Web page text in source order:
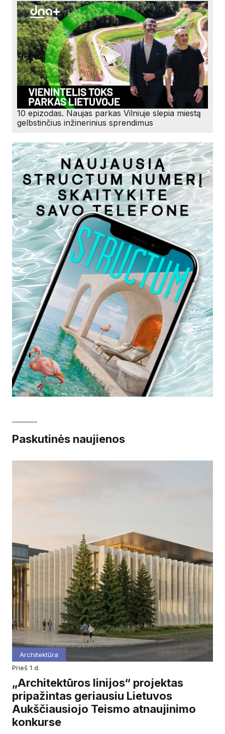
10 epizodas. Naujas parkas Vilniuje slepia miestą
gelbstinčius inžinerinius sprendimus
Paskutinės naujienos
Architektūra
prieš 1 d.
„Architektūros linijos“ projektas
pripažintas geriausiu Lietuvos
Aukščiausiojo Teismo atnaujinimo
konkurse